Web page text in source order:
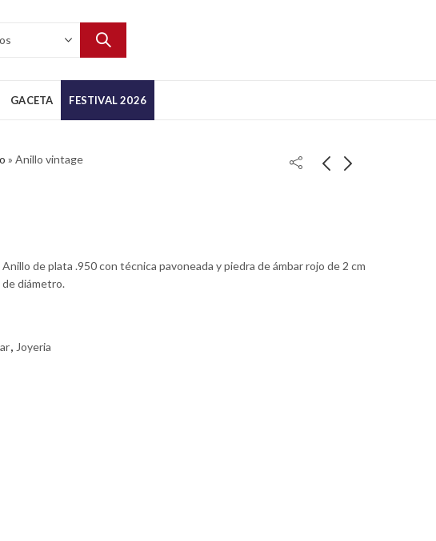
GACETA FESTIVAL 2026
» Anillo vintage
Anillo de plata .950 con técnica pavoneada y piedra de ámbar rojo de 2 cm
de diámetro.
, Joyeria